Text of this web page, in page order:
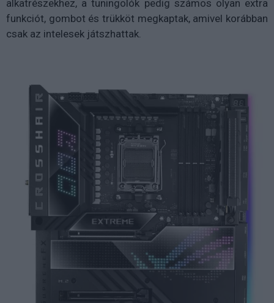
alkatrészekhez, a tuningolók pedig számos olyan extra
funkciót, gombot és trükköt megkaptak, amivel korábban
csak az intelesek játszhattak.